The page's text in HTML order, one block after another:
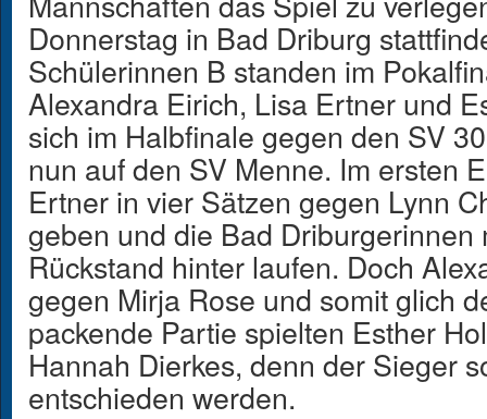
Donnerstag in Bad Driburg
Schülerinnen B standen im
Alexandra Eirich, Lisa Ertner und
sich im Halbfinale gegen den SV
nun auf den SV Menne. Im ersten
Ertner in vier Sätzen gegen Lynn
geben und die Bad
Rückstand hinter laufen. Doch
gegen Mirja Rose und somit glich
packende Partie spielten Esther
Hannah Dierkes, denn der Sieger
entschieden werden.